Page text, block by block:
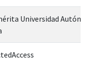
Universidad